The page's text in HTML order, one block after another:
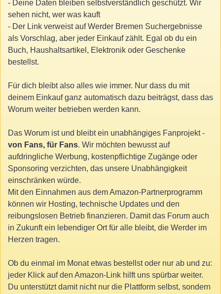
- Deine Daten bleiben selbstverständlich geschützt. Wir
sehen nicht, wer was kauft
- Der Link verweist auf Werder Bremen Suchergebnisse
als Vorschlag, aber jeder Einkauf zählt. Egal ob du ein
Buch, Haushaltsartikel, Elektronik oder Geschenke
bestellst.
Für dich bleibt also alles wie immer. Nur dass du mit
deinem Einkauf ganz automatisch dazu beiträgst, dass das
Worum weiter betrieben werden kann.
Das Worum ist und bleibt ein unabhängiges Fanprojekt -
von Fans, für Fans. Wir möchten bewusst auf
aufdringliche Werbung, kostenpflichtige Zugänge oder
Sponsoring verzichten, das unsere Unabhängigkeit
einschränken würde.
Mit den Einnahmen aus dem Amazon-Partnerprogramm
können wir Hosting, technische Updates und den
reibungslosen Betrieb finanzieren. Damit das Forum auch
in Zukunft ein lebendiger Ort für alle bleibt, die Werder im
Herzen tragen.
Ob du einmal im Monat etwas bestellst oder nur ab und zu:
jeder Klick auf den Amazon-Link hilft uns spürbar weiter.
Du unterstützt damit nicht nur die Plattform selbst, sondern